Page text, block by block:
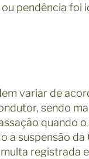
pendência foi
variar de
sendo
quando
a suspensão da
registrada